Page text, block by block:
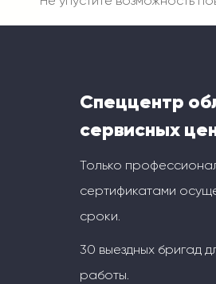
Спеццентр
сервисных
Только
сертификатами
сроки.
30 выездных бригад
работы.